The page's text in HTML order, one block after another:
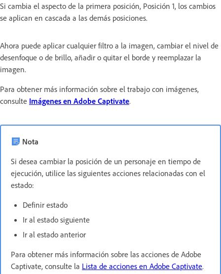
Si cambia el aspecto de la primera posición, Posición 1, los cambios
se aplican en cascada a las demás posiciones.
Ahora puede aplicar cualquier filtro a la imagen, cambiar el nivel de
desenfoque o de brillo, añadir o quitar el borde y reemplazar la
imagen.
Para obtener más información sobre el trabajo con imágenes,
consulte Imágenes en Adobe Captivate.
Nota
Si desea cambiar la posición de un personaje en tiempo de
ejecución, utilice las siguientes acciones relacionadas con el
estado:
Definir estado
Ir al estado siguiente
Ir al estado anterior
Para obtener más información sobre las acciones de Adobe
Captivate, consulte la Lista de acciones en Adobe Captivate.